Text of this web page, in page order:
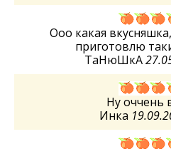
Ооо какая
приготовлю
ТаНюШкА
Ну оччень
Инка